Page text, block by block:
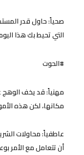
صحياً: حاول قدر
التي تحيط بك هذا
#الحوت
مهنياً: قد يخف الوهج
مكانها، لكن هذه
عاطفياً: محاولات
أن تتعامل مع الأمر